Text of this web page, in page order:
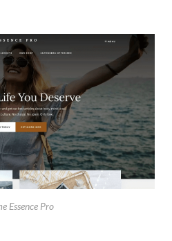
Essence Pro